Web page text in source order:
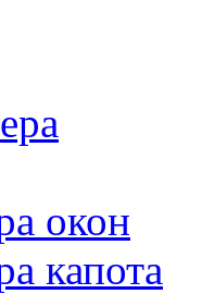
окон
капота